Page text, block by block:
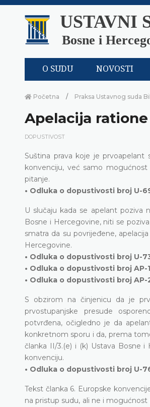
USTAVNI
Bosne i
O SUDU NOVOSTI
Početna Praksa Ustavnog suda
Apelacija
DOPUSTIVOST
Suština prava koje je
konvenciju, već samo
pitanje.
• Odluka o dopustivosti broj U-
U slučaju kada se apelant poziva
Bosne i Hercegovine, niti se
smatra da su povrijeđene,
Hercegovine.
• Odluka o dopustivosti broj U-
• Odluka o dopustivosti broj AP-
• Odluka o dopustivosti broj
S obzirom na činjenicu da je
prvostupanjske presude
potvrđena, očigledno je da
konkretnom sporu i da, prema
članka II/3.(e) i (k) Ustava Bosne i
konvenciju.
• Odluka o dopustivosti broj U-
Tekst članka 6. Europske
na pristup sudu, ali ne i